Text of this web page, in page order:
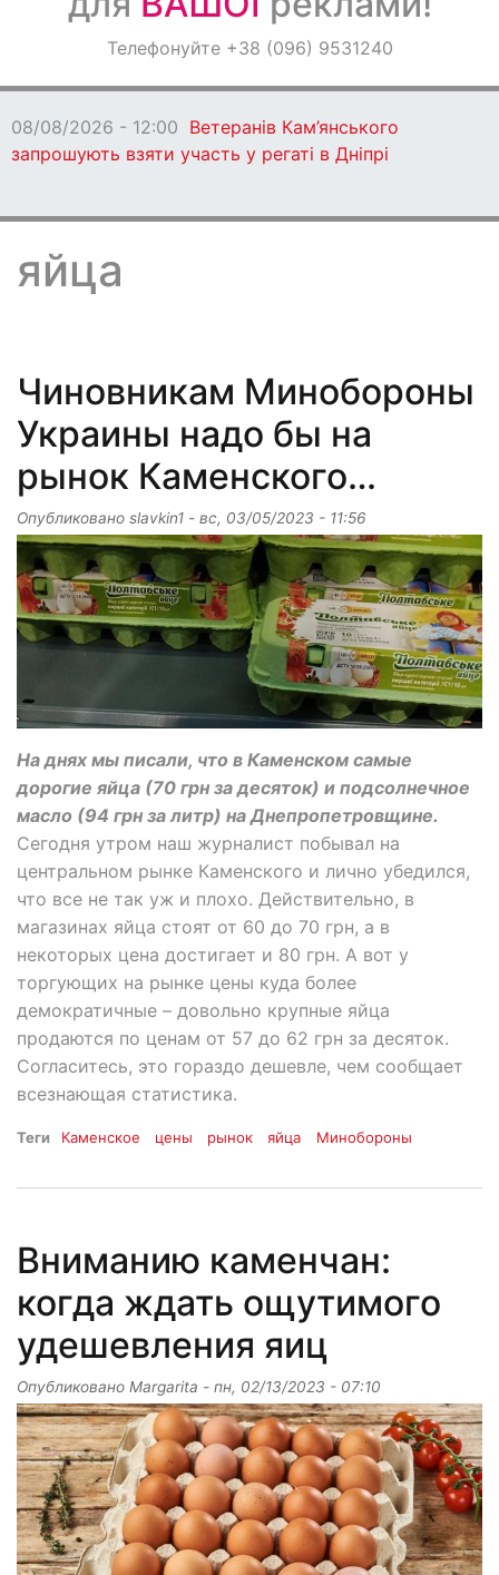
ОголошенняТелефонуйте +38 (096) 9531240
08/08/2026 - 12:00 Ветеранів Кам’янського
запрошують взяти участь у регаті в Дніпрі
яйца
Чиновникам Минобороны
Украины надо бы на
рынок Каменского…
Опубликовано slavkin1 - вс, 03/05/2023 - 11:56
На днях мы писали, что в Каменском самые
дорогие яйца (70 грн за десяток) и подсолнечное
масло (94 грн за литр) на Днепропетровщине.
Сегодня утром наш журналист побывал на
центральном рынке Каменского и лично убедился,
что все не так уж и плохо. Действительно, в
магазинах яйца стоят от 60 до 70 грн, а в
некоторых цена достигает и 80 грн. А вот у
торгующих на рынке цены куда более
демократичные – довольно крупные яйца
продаются по ценам от 57 до 62 грн за десяток.
Согласитесь, это гораздо дешевле, чем сообщает
всезнающая статистика.
Теги Каменское цены рынок яйца Минобороны
Вниманию каменчан:
когда ждать ощутимого
удешевления яиц
Опубликовано Margarita - пн, 02/13/2023 - 07:10